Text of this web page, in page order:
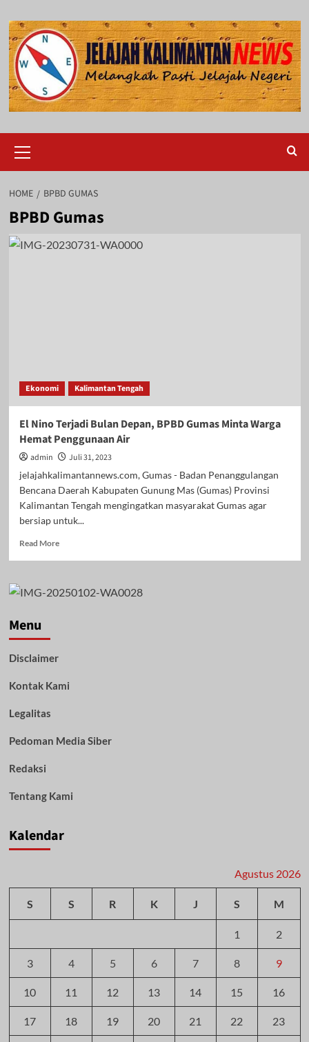
to
content
Menu
HOME BPBD GUMAS
BPBD Gumas
Ekonomi Kalimantan Tengah
El Nino Terjadi Bulan Depan, BPBD Gumas Minta Warga
Hemat Penggunaan Air
admin
Juli 31, 2023
jelajahkalimantannews.com, Gumas - Badan Penanggulangan
Bencana Daerah Kabupaten Gunung Mas (Gumas) Provinsi
Kalimantan Tengah mengingatkan masyarakat Gumas agar
bersiap untuk...
Read MoreRead
Nino
Gumas
Warga
Menu
Disclaimer
Kontak Kami
Legalitas
Pedoman Media Siber
Redaksi
Tentang Kami
Kalendar
Agustus 2026
S S R K J S M
1 2
3 4 5 6 7 8 9
10 11 12 13 14 15 16
17 18 19 20 21 22 23